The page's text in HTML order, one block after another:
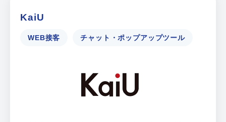
KaiU
WEB接客 チャット・ポップアップツール